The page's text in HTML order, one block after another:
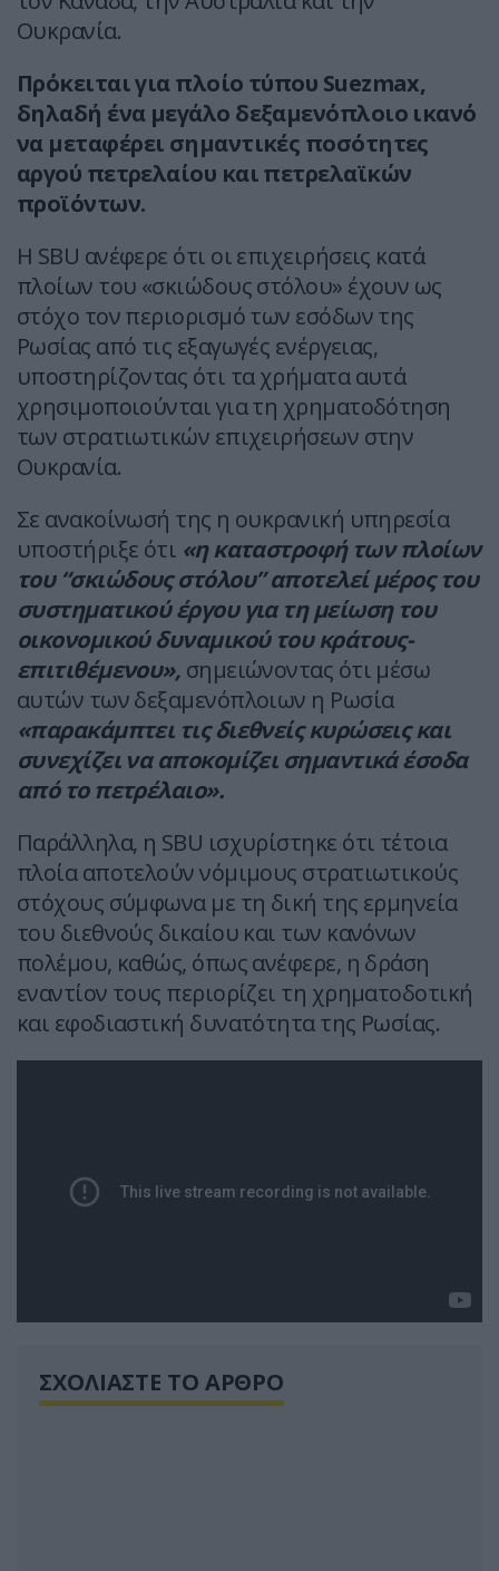
Ουκρανία.
Πρόκειται για πλοίο τύπου Suezmax,
δηλαδή ένα μεγάλο δεξαμενόπλοιο ικανό
να μεταφέρει σημαντικές ποσότητες
αργού πετρελαίου και πετρελαϊκών
προϊόντων.
Η SBU ανέφερε ότι οι επιχειρήσεις κατά
πλοίων του «σκιώδους στόλου» έχουν ως
στόχο τον περιορισμό των εσόδων της
Ρωσίας από τις εξαγωγές ενέργειας,
υποστηρίζοντας ότι τα χρήματα αυτά
χρησιμοποιούνται για τη χρηματοδότηση
των στρατιωτικών επιχειρήσεων στην
Ουκρανία.
Σε ανακοίνωσή της η ουκρανική υπηρεσία
υποστήριξε ότι «η καταστροφή των πλοίων
του “σκιώδους στόλου” αποτελεί μέρος του
συστηματικού έργου για τη μείωση του
οικονομικού δυναμικού του κράτους-
επιτιθέμενου», σημειώνοντας ότι μέσω
αυτών των δεξαμενόπλοιων η Ρωσία
«παρακάμπτει τις διεθνείς κυρώσεις και
συνεχίζει να αποκομίζει σημαντικά έσοδα
από το πετρέλαιο».
Παράλληλα, η SBU ισχυρίστηκε ότι τέτοια
πλοία αποτελούν νόμιμους στρατιωτικούς
στόχους σύμφωνα με τη δική της ερμηνεία
του διεθνούς δικαίου και των κανόνων
πολέμου, καθώς, όπως ανέφερε, η δράση
εναντίον τους περιορίζει τη χρηματοδοτική
και εφοδιαστική δυνατότητα της Ρωσίας.
ΣΧΟΛΙΑΣΤΕ ΤΟ ΑΡΘΡΟ